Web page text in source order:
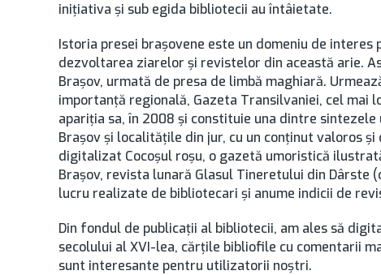
inițiativa și sub egida bibliotecii au întâietate.
Istoria presei brașovene este un domeniu de
dezvoltarea ziarelor și revistelor din această arie.
Brașov, urmată de presa de limbă maghiară.
importanță regională, Gazeta Transilvaniei, cel mai
apariția sa, în 2008 și constituie una dintre
Brașov și localitățile din jur, cu un conținut valoros
digitalizat Cocoșul roșu, o gazetă umoristică
Brașov, revista lunară Glasul Tineretului din Dârste
lucru realizate de bibliotecari și anume indicii de
Din fondul de publicații al bibliotecii, am ales să
secolului al XVI-lea, cărțile bibliofile cu comentarii
sunt interesante pentru utilizatorii noștri.